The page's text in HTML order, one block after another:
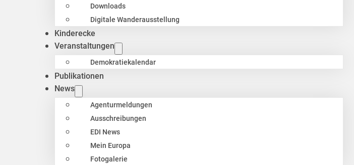
Downloads
Digitale Wanderausstellung
Kinderecke
Veranstaltungen
Demokratiekalendar
Publikationen
News
Agenturmeldungen
Ausschreibungen
EDI News
Mein Europa
Fotogalerie